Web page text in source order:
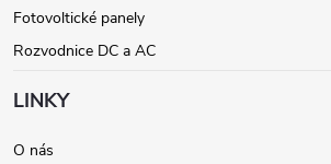
e
Fotovoltické panely
Rozvodnice DC a AC
LINKY
O nás